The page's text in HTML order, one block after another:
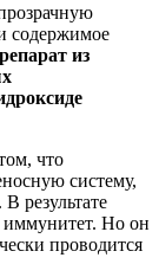
содержимое
из
что
систему,
результате
иммунитет. Но он
проводится